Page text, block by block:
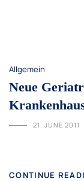
Allgemein
Neue
21. JUNE 2011
CONTINUE